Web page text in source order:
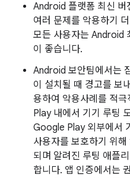
Android 플랫폼 최신 버
여러 문제를 악용하기
모든 사용자는 Android
이 좋습니다.
Android 보안팀에서는
이 설치될 때 경고를 보
용하여 악용사례를 적
Play 내에서 기기 루팅
Google Play 외부에서
사용자를 보호하기 위
되며 알려진 루팅 애플
합니다. 앱 인증에서는